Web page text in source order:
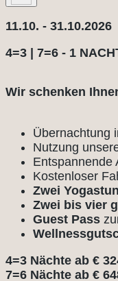
11.10. - 31.10.2026
4=3 | 7=6 - 1
Wir schenken
Übernachtung
Nutzung
Entspannende
Kostenloser
Zwei
Zwei bis vier
Guest Pass
4=3 Nächte ab €
7=6 Nächte ab €